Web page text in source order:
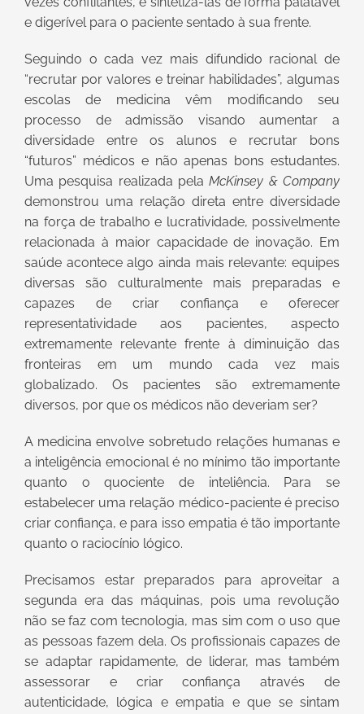
e digerível para o paciente sentado à sua frente.
Seguindo o cada vez mais difundido racional de
“recrutar por valores e treinar habilidades”, algumas
escolas de medicina vêm modificando seu
processo de admissão visando aumentar a
diversidade entre os alunos e recrutar bons
“futuros” médicos e não apenas bons estudantes.
Uma pesquisa realizada pelaMcKinsey & Company
demonstrou uma relação direta entre diversidade
na força de trabalho e lucratividade, possivelmente
relacionada à maior capacidade de inovação. Em
saúde acontece algo ainda mais relevante: equipes
diversas são culturalmente mais preparadas e
capazes de criar confiança e oferecer
representatividade aos pacientes, aspecto
extremamente relevante frente à diminuição das
fronteiras em um mundo cada vez mais
globalizado. Os pacientes são extremamente
diversos, por que os médicos não deveriam ser?
A medicina envolve sobretudo relações humanas e
a inteligência emocional é no mínimo tão importante
quanto o quociente de inteliência. Para se
estabelecer uma relação médico-paciente é preciso
criar confiança, e para isso empatia é tão importante
quanto o raciocínio lógico.
Precisamos estar preparados para aproveitar a
segunda era das máquinas, pois uma revolução
não se faz com tecnologia, mas sim com o uso que
as pessoas fazem dela. Os profissionais capazes de
se adaptar rapidamente, de liderar, mas também
assessorar e criar confiança através de
autenticidade, lógica e empatia e que se sintam